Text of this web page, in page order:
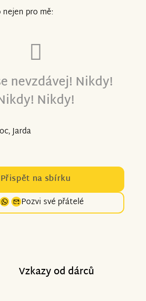
pro mě:
nevzdávej! Nikdy!
Nikdy!
Jarda
Přispět na sbírku
Pozvi své přátelé
Vzkazy od dárců